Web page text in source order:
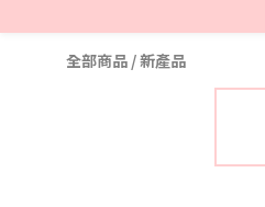
全部商品 /新產品